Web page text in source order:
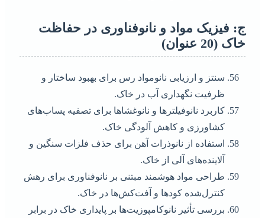
ج: فیزیک مواد و نانوفناوری در حفاظت
خاک (20 عنوان)
سنتز و ارزیابی نانومواد رس برای بهبود ساختار و
ظرفیت نگهداری آب در خاک.
کاربرد نانوفیلترها و نانوغشاها برای تصفیه پساب‌های
کشاورزی و کاهش آلودگی خاک.
استفاده از نانوذرات آهن برای حذف فلزات سنگین و
آلاینده‌های آلی از خاک.
طراحی مواد هوشمند مبتنی بر نانوفناوری برای رهش
کنترل‌شده کودها و آفت‌کش‌ها در خاک.
بررسی تأثیر نانوکامپوزیت‌ها بر پایداری خاک در برابر